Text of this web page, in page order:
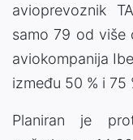
avioprevoznik
samo 79 od više
aviokompanija
između 50 % i 75
Planiran je